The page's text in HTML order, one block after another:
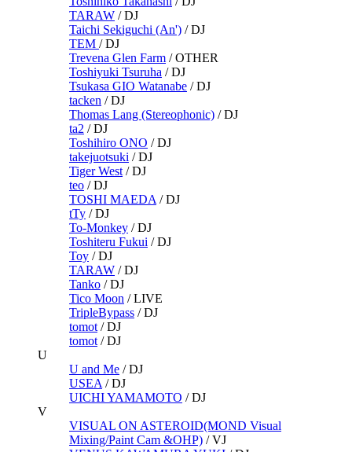
TARAW /DJ
Taichi Sekiguchi (An') /DJ
TEM /DJ
Trevena Glen Farm /OTHER
Toshiyuki Tsuruha /DJ
Tsukasa GIO Watanabe /DJ
tacken /DJ
Thomas Lang (Stereophonic) /DJ
ta2 /DJ
Toshihiro ONO /DJ
takejuotsuki /DJ
Tiger West /DJ
teo /DJ
TOSHI MAEDA /DJ
tTy /DJ
To-Monkey /DJ
Toshiteru Fukui /DJ
Toy /DJ
TARAW /DJ
Tanko /DJ
Tico Moon /LIVE
TripleBypass /DJ
tomot /DJ
tomot /DJ
U
U and Me /DJ
USEA /DJ
UICHI YAMAMOTO /DJ
V
VISUAL ON ASTEROID(MOND Visual
Mixing/Paint Cam &OHP) /VJ